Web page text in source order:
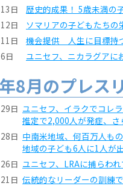
日
歴史的成果！ 5歳未満の
日
ソマリアの子どもたち
日
機会提供 人生に目標持
日
ユニセフ、ニカラグア
8月のプレス
日 ユニセフ、イラクでコレ
推定で2,000人が発症、
日 中南米地域、何百万人も
地域の子ども6人に1人が
日 ユニセフ、LRAに捕らわ
日 伝統的なリーダーの訓練